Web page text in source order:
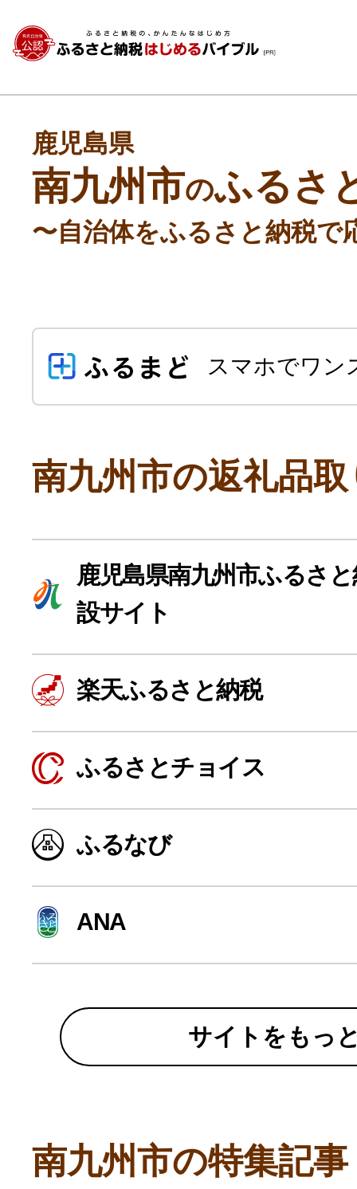
よく見られている返礼品
ふるさと納税徹底比較
寄付上限額シミュレーション
副業・パラレルワーカー
個人事業主・フリーラン
10秒ぴったり診断
鹿児島県
南九州市のふるさ
〜自治体をふるさと納税で
スマホでワン
南九州市の返礼品
鹿児島県南九州市ふるさ
設サイト
楽天ふるさと納税
ふるさとチョイス
ふるなび
ANA
サイトをもっ
南九州市の特集記事